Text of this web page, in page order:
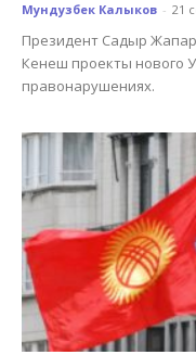
Мундузбек Калыков - 21
Президент Садыр
Кенеш проекты нового
правонарушениях.